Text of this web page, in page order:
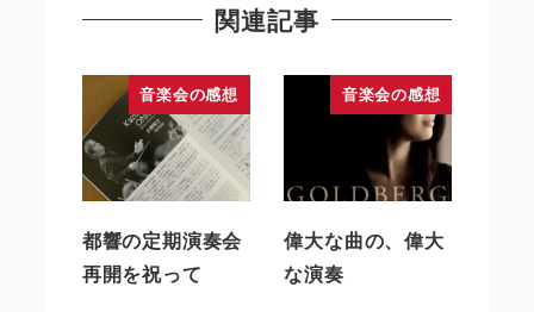
関連記事
音楽会の感想
都響の定期演奏会
再開を祝って
音楽会の感想
偉大な曲の、偉大
な演奏